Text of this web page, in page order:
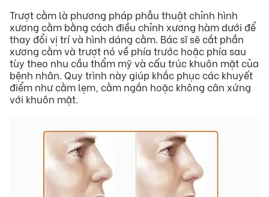
Danh sách dịch vụ
Khách hàng thực tế
Hỗ trợ khách hàng
Tin Tức
Liên hệ
Trượt cằm là phương pháp phẫu thuật chỉnh hình
xương cằm bằng cách điều chỉnh xương hàm dưới để
thay đổi vị trí và hình dáng cằm. Bác sĩ sẽ cắt phần
xương cằm và trượt nó về phía trước hoặc phía sau
tùy theo nhu cầu thẩm mỹ và cấu trúc khuôn mặt của
bệnh nhân. Quy trình này giúp khắc phục các khuyết
điểm như cằm lẹm, cằm ngắn hoặc không cân xứng
với khuôn mặt.